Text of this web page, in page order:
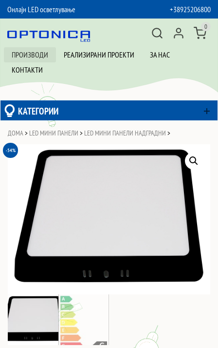
Онлајн LED осветлување
+38925206800
ПРОИЗВОДИ РЕАЛИЗИРАНИ ПРОЕКТИ
ЗА НАС
КОНТАКТИ
0
КАТЕГОРИИ
ДОМА > LED МИНИ ПАНЕЛИ > LED МИНИ ПАНЕЛИ НАДГРАДНИ >
-54%